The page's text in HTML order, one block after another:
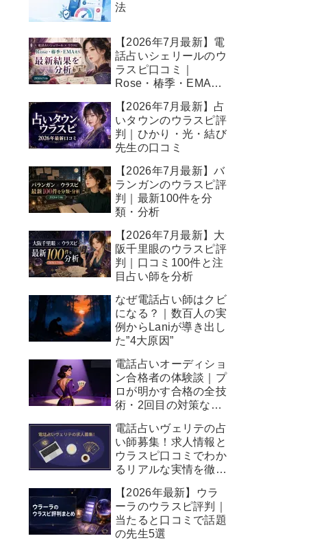
法
【2026年7月最新】電
話占いシェリールのウ
ラスピ口コミ｜
Rose・椿季・EMA先
【2026年7月最新】占
いタウンのウラスピ評
判｜ひかり・光・結び
先生の口コミ
【2026年7月最新】バ
ランガンのウラスピ評
判｜最新100件を分
類・分析
【2026年7月最新】大
阪千里眼のウラスピ評
判｜口コミ100件と注
目占い師を分析
なぜ電話占い師はクビ
になる？｜数百人の実
例からLaniが導き出し
た”4大原因”
電話占いオーディショ
ン合格者の体験談｜プ
ロが明かす合格の全技
術・2回目の対策など
電話占いヴェリテの占
い師募集！求人情報と
ウラスピ口コミでわか
るリアルな実情を徹底
【2026年最新】ウラ
ーラのウラスピ評判｜
当たると口コミで話題
の先生5選